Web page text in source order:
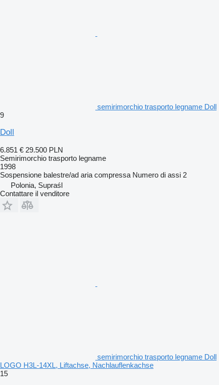
semirimorchio trasporto legname Doll
9
Doll
6.851 € 29.500 PLN
Semirimorchio trasporto legname
1998
Sospensione balestre/ad aria compressa Numero di assi 2
Polonia, Supraśl
Contattare il venditore
semirimorchio trasporto legname Doll
LOGO H3L-14XL, Liftachse, Nachlauflenkachse
15